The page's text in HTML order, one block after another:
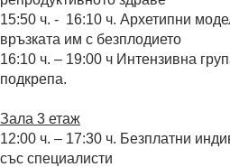
15:50 ч. - 16:10 ч. Архетипни
връзката им с безплодието
16:10 ч. – 19:00 ч Интензивна
подкрепа.
Зала 3 етаж
12:00 ч. – 17:30 ч. Безплатни
със специалисти